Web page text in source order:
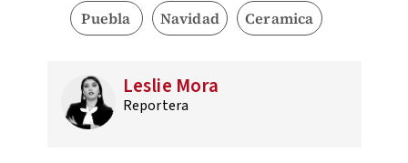
Puebla Navidad Ceramica
Leslie Mora
Reportera